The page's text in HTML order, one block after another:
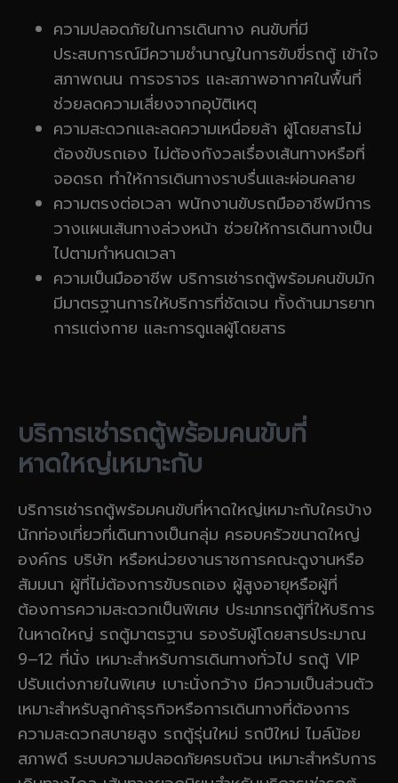
ความปลอดภัยในการเดินทาง คนขับที่มี
ประสบการณ์มีความชำนาญในการขับขี่รถตู้ เข้าใจ
สภาพถนน การจราจร และสภาพอากาศในพื้นที่
ช่วยลดความเสี่ยงจากอุบัติเหตุ
ความสะดวกและลดความเหนื่อยล้า ผู้โดยสารไม่
ต้องขับรถเอง ไม่ต้องกังวลเรื่องเส้นทางหรือที่
จอดรถ ทำให้การเดินทางราบรื่นและผ่อนคลาย
ความตรงต่อเวลา พนักงานขับรถมืออาชีพมีการ
วางแผนเส้นทางล่วงหน้า ช่วยให้การเดินทางเป็น
ไปตามกำหนดเวลา
ความเป็นมืออาชีพ บริการเช่ารถตู้พร้อมคนขับมัก
มีมาตรฐานการให้บริการที่ชัดเจน ทั้งด้านมารยาท
การแต่งกาย และการดูแลผู้โดยสาร
บริการเช่ารถตู้พร้อมคนขับที่
หาดใหญ่เหมาะกับ
บริการเช่ารถตู้พร้อมคนขับที่หาดใหญ่เหมาะกับใครบ้าง
นักท่องเที่ยวที่เดินทางเป็นกลุ่ม ครอบครัวขนาดใหญ่
องค์กร บริษัท หรือหน่วยงานราชการคณะดูงานหรือ
สัมมนา ผู้ที่ไม่ต้องการขับรถเอง ผู้สูงอายุหรือผู้ที่
ต้องการความสะดวกเป็นพิเศษ ประเภทรถตู้ที่ให้บริการ
ในหาดใหญ่ รถตู้มาตรฐาน รองรับผู้โดยสารประมาณ
9–12 ที่นั่ง เหมาะสำหรับการเดินทางทั่วไป รถตู้ VIP
ปรับแต่งภายในพิเศษ เบาะนั่งกว้าง มีความเป็นส่วนตัว
เหมาะสำหรับลูกค้าธุรกิจหรือการเดินทางที่ต้องการ
ความสะดวกสบายสูง รถตู้รุ่นใหม่ รถปีใหม่ ไมล์น้อย
สภาพดี ระบบความปลอดภัยครบถ้วน เหมาะสำหรับการ